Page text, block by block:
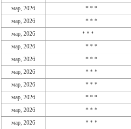
мар, 2026
* * *
мар, 2026
* * *
мар, 2026
* * *
мар, 2026
* * *
мар, 2026
* * *
мар, 2026
* * *
мар, 2026
* * *
мар, 2026
* * *
мар, 2026
* * *
мар, 2026
* * *